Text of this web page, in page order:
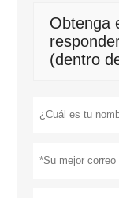
Obtenga
(dentro